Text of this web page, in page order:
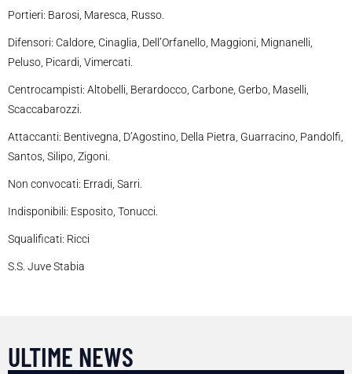
Portieri: Barosi, Maresca, Russo.
Difensori: Caldore, Cinaglia, Dell’Orfanello, Maggioni, Mignanelli,
Peluso, Picardi, Vimercati.
Centrocampisti: Altobelli, Berardocco, Carbone, Gerbo, Maselli,
Scaccabarozzi.
Attaccanti: Bentivegna, D’Agostino, Della Pietra, Guarracino, Pandolfi,
Santos, Silipo, Zigoni.
Non convocati: Erradi, Sarri.
Indisponibili: Esposito, Tonucci.
Squalificati: Ricci
S.S. Juve Stabia
ULTIME NEWS